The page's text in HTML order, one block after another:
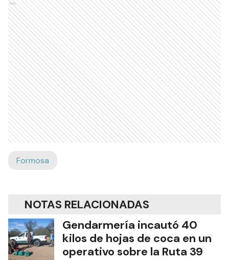
Ads
Formosa
NOTAS RELACIONADAS
Gendarmería incautó 40
kilos de hojas de coca en un
operativo sobre la Ruta 39